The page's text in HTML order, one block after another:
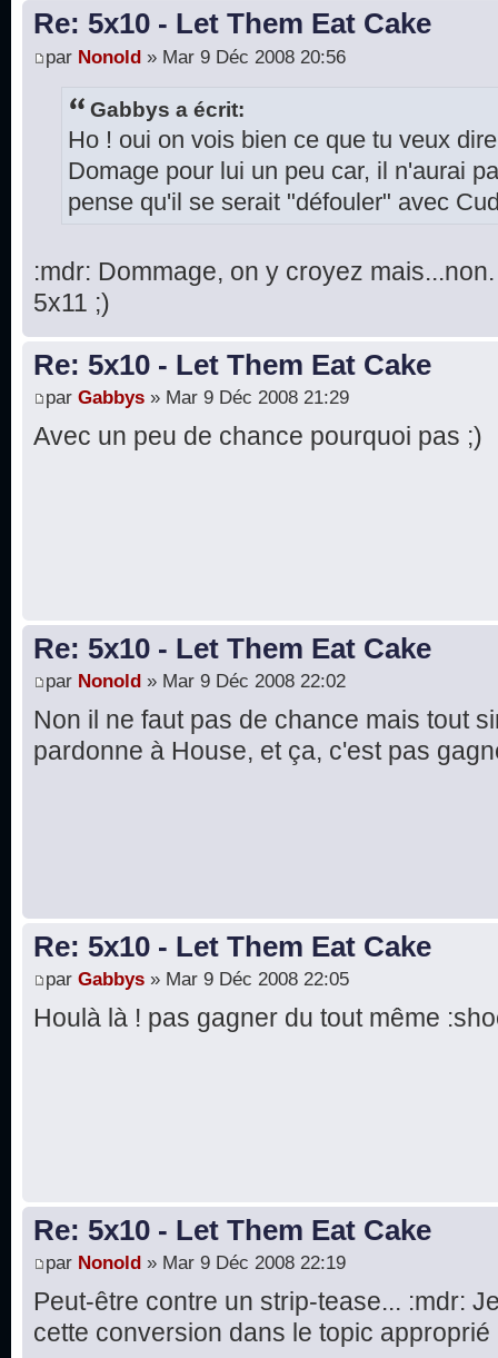
Re: 5x10 - Let Them Eat Cake
par Nonold » Mar 9 Déc 2008 20:56
Gabbys a écrit:
Ho ! oui on vois bien ce que tu veux
Domage pour lui un peu car, il n'aurai
pense qu'il se serait "défouler" avec
:mdr: Dommage, on y croyez
5x11 ;)
Re: 5x10 - Let Them Eat Cake
par Gabbys » Mar 9 Déc 2008 21:29
Avec un peu de chance pourquoi pas ;)
Re: 5x10 - Let Them Eat Cake
par Nonold » Mar 9 Déc 2008 22:02
Non il ne faut pas de chance mais tout
pardonne à House, et ça, c'est pas
Re: 5x10 - Let Them Eat Cake
par Gabbys » Mar 9 Déc 2008 22:05
Houlà là ! pas gagner du tout même
Re: 5x10 - Let Them Eat Cake
par Nonold » Mar 9 Déc 2008 22:19
Peut-être contre un strip-tease... :mdr:
cette conversion dans le topic